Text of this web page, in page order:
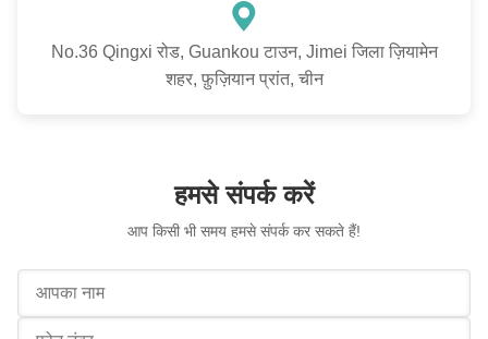
No.36 Qingxi रोड, Guankou टाउन, Jimei जिला ज़ियामेन
शहर, फ़ुज़ियान प्रांत, चीन
हमसे संपर्क करें
आप किसी भी समय हमसे संपर्क कर सकते हैं!